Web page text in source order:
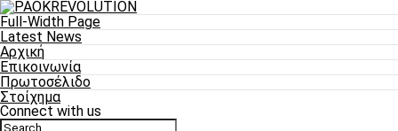
Full-Width Page
Latest News
Αρχική
Επικοινωνία
Πρωτοσέλιδο
Στοίχημα
Connect with us